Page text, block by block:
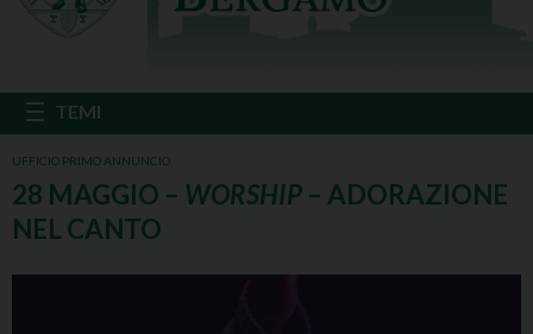
UFFICIO PRIMO ANNUNCIO
28 MAGGIO – WORSHIP – ADORAZIONE
NEL CANTO